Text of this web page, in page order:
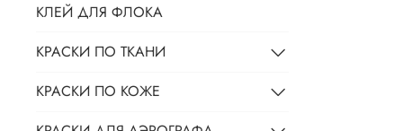
КЛЕЙ ДЛЯ ФЛОКА
КРАСКИ ПО ТКАНИ
КРАСКИ ПО КОЖЕ